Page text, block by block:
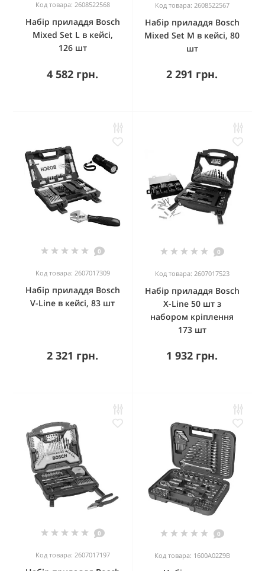
Код товара: 2608522568
Набір приладдя Bosch
Mixed Set L в кейсі,
126 шт
4 582 грн.
Код товара: 2608522567
Набір приладдя Bosch
Mixed Set M в кейсі, 80
шт
2 291 грн.
0
Код товара: 2607017309
Набір приладдя Bosch
V-Line в кейсі, 83 шт
2 321 грн.
0
Код товара: 2607017523
Набір приладдя Bosch
X-Line 50 шт з
набором кріплення
173 шт
1 932 грн.
0
Код товара: 2607017197
0
Код товара: 1600A02Z9B